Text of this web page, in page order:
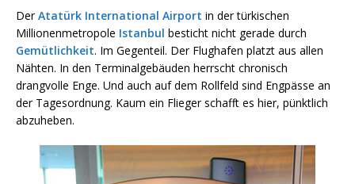
DerAtatürk International Airport in der türkischen
Millionenmetropole Istanbul besticht nicht gerade durch
Gemütlichkeit. Im Gegenteil. Der Flughafen platzt aus allen
Nähten. In den Terminalgebäuden herrscht chronisch
drangvolle Enge. Und auch auf dem Rollfeld sind Engpässe an
der Tagesordnung. Kaum ein Flieger schafft es hier, pünktlich
abzuheben.